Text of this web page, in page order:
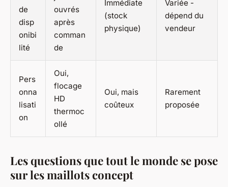
de
disp
onibi
lité
ouvrés
après
comman
de
Immédiate
(stock
physique)
Variée -
dépend du
vendeur
Pers
onna
lisati
on
Oui,
flocage
HD
thermoc
ollé
Oui, mais
coûteux
Rarement
proposée
Les questions que tout le monde se pose
sur les maillots concept